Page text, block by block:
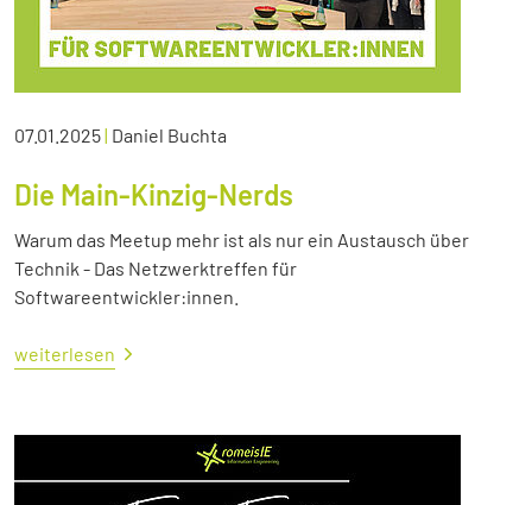
07.01.2025| Daniel Buchta
Die Main-Kinzig-Nerds
Warum das Meetup mehr ist als nur ein Austausch über
Technik - Das Netzwerktreffen für
Softwareentwickler:innen.
weiterlesen